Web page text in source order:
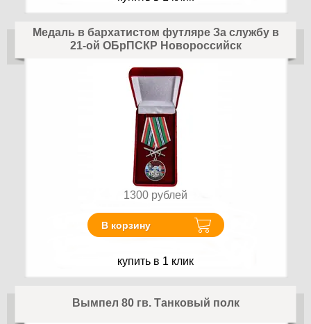
Медаль в бархатистом футляре За службу в
21-ой ОБрПСКР Новороссийск
1300 рублей
В корзину
купить в 1 клик
Вымпел 80 гв. Танковый полк